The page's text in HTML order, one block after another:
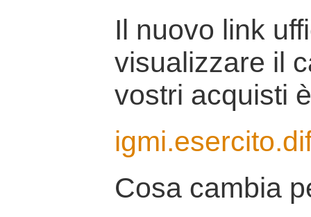
Il nuovo link
visualizzare il
vostri acquisti
Cosa cambia